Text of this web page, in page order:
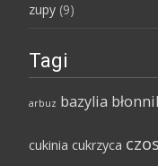
zupy (9)
Tagi
arbuz bazylia
cukinia cukrzyca